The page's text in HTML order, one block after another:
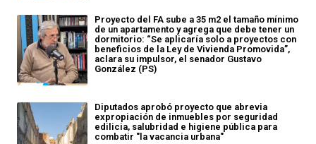
Proyecto del FA sube a 35 m2 el tamaño mínimo
de un apartamento y agrega que debe tener un
dormitorio: “Se aplicaría solo a proyectos con
beneficios de la Ley de Vivienda Promovida”,
aclara su impulsor, el senador Gustavo
González (PS)
Diputados aprobó proyecto que abrevia
expropiación de inmuebles por seguridad
edilicia, salubridad e higiene pública para
combatir "la vacancia urbana"